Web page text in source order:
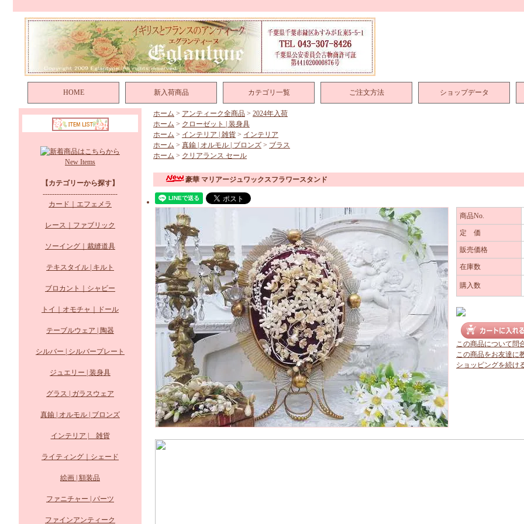
HOME 新入荷商品 カテゴリ一覧 ご注文方法 ショップデータ
New Items
【カテゴリーから探す】
--------------------------------
カード｜エフェメラ
レース｜ファブリック
ソーイング｜裁縫道具
テキスタイル | キルト
ブロカント｜シャビー
トイ｜オモチャ｜ドール
テーブルウェア | 陶器
シルバー | シルバープレート
ジュエリー | 装身具
グラス | ガラスウェア
真鍮 | オルモル | ブロンズ
インテリア | 雑貨
ライティング｜シェード
絵画 | 額装品
ファニチャー | パーツ
ファインアンティーク
ホーム > アンティーク全商品 > 2024年入荷
ホーム > クローゼット | 装身具
ホーム > インテリア | 雑貨 > インテリア
ホーム > 真鍮 | オルモル | ブロンズ > ブラス
ホーム > クリアランス セール
豪華 マリアージュワックスフラワースタンド
商品No.
定 価
販売価格
在庫数
購入数
この商品について問
この商品をお友達に
ショッピングを続け